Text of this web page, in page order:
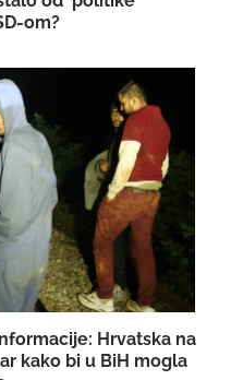
om?
Hrvatska na
kako bi u BiH mogla